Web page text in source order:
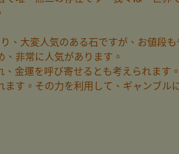
、大変人気のある石ですが、お値段
非常に人気があります。
金運を呼び寄せるとも考えられます。
す。その力を利用して、ギャンブル